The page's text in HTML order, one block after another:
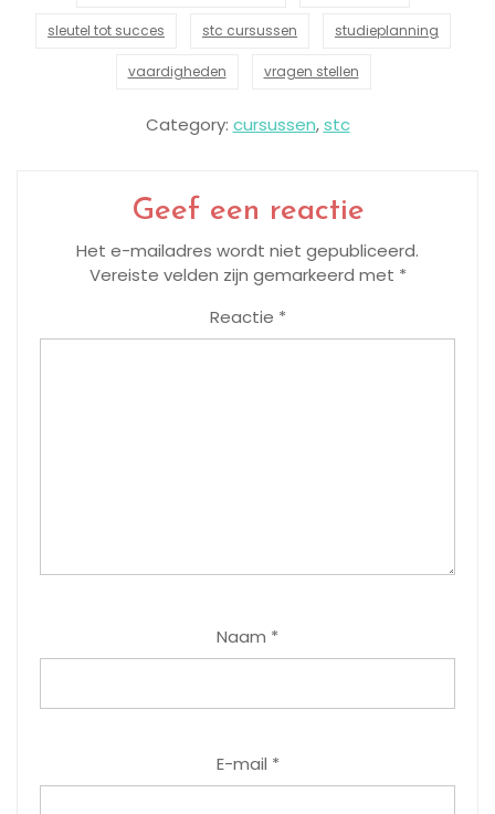
sleutel tot succes stc cursussen studieplanning
vaardigheden vragen stellen
Category: cursussen,stc
Geef een reactie
Het e-mailadres wordt niet gepubliceerd.
Vereiste velden zijn gemarkeerd met *
Reactie *
Naam *
E-mail *